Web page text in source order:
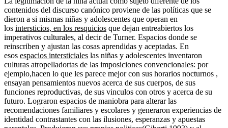
contenidos del discurso canónico proviene de las políticas que se
dieron a si mismas niñas y adolescentes que operan en
los intersticios, en los resquicios que dejan entreabiertos los
imperativos culturales, al decir de Turner. Espacios donde se
reinscriben y ajustan las cosas aprendidas y aceptadas. En
esos espacios intersticiales las niñas y adolescentes inventaron
culturas atropelladortas de las imposiciones convencionales: por
ejemplo,hacen lo que les parece mejor con sus horarios nocturnos ,
ensayan pensamientos nuevos acerca de sus cuerpos, de sus
funciones reproductivas, de sus vinculos con otros y acerca de su
futuro. Lograron espacios de maniobra para alterar las
recomendaciones familiares y escolares y generaron experiencias de
identidad contrastantes con las ilusiones, esperanzas y apuestas